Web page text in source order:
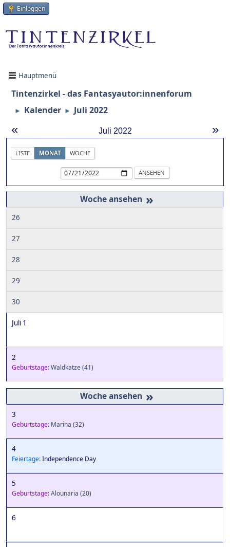
Einloggen
Hauptmenü
Tintenzirkel - das Fantasyautor:innenforum
► Kalender ► Juli 2022
« »
Juli 2022
LISTE MONAT WOCHE
»
26
27
28
29
30
Juli 1
2
Geburtstage:Waldkatze(41)
»
3
Geburtstage: Marina (32)
4
Feiertage:Independence Day
5
Geburtstage:Alounaria (20)
6